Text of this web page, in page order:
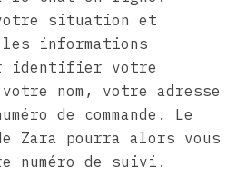
situation et
informations
identifier votre
votre nom, votre adresse
de commande. Le
Zara pourra alors vous
numéro de suivi.